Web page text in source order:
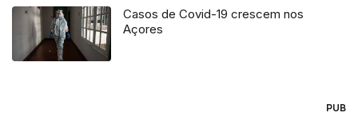
Casos de Covid-19 crescem nos
Açores
PUB